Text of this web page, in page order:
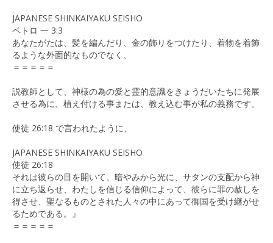
JAPANESE SHINKAIYAKU SEISHO
ペトロ 一 3:3
あなたがたは、髪を編んだり、金の飾りをつけたり、着物を着飾
るような外面的なものでなく、
＝＝＝＝＝
説教師として、神様の為の愛と霊的意識をきょうだいたちに発展
させる為に、植え付ける事または、教え込む事が私の義務です。
使徒 26:18 で言われたように、
JAPANESE SHINKAIYAKU SEISHO
使徒 26:18
それは彼らの目を開いて、暗やみから光に、サタンの支配から神
に立ち返らせ、わたしを信じる信仰によって、彼らに罪の赦しを
得させ、聖なるものとされた人々の中にあって御国を受け継がせ
るためである。』
＝＝＝＝＝